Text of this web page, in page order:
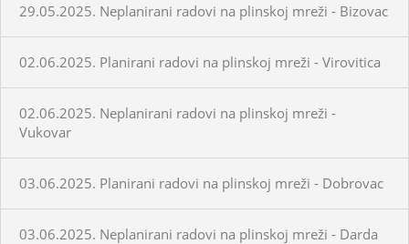
29.05.2025. Neplanirani radovi na plinskoj mreži - Bizovac
02.06.2025. Planirani radovi na plinskoj mreži - Virovitica
02.06.2025. Neplanirani radovi na plinskoj mreži -
Vukovar
03.06.2025. Planirani radovi na plinskoj mreži - Dobrovac
03.06.2025. Neplanirani radovi na plinskoj mreži - Darda